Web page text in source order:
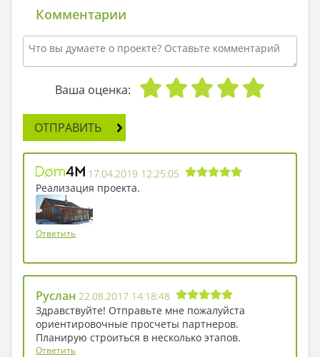
вчерашнего дождя никаких следов, кроме
следов почтальона, нет. Он-то нас и
вызвал – принес почту мадам Вильер, а
дом открыт и пустой.
Прятаться там совершенно негде –
небольшой одноэтажный домик с одной
спальней, одной ванной и кухней-
гостиной. Двери там две – в переднюю
вход от калитки, а задняя выходит на
крытую веранду. Обе были открыты. Угли в
камине еще не остыли.
- Ладно, - закряхтел, вставая, комиссар. –
Давай пройдемся, покажешь мне этот свой
загадочный домик.
Комментарии
Ваша оценка:
ОТПРАВИТЬ
17.04.2019 12:25:05
Реализация проекта.
Ответить
Руслан 22.08.2017 14:18:48
Здравствуйте! Отправьте мне пожалуйста
ориентировочные просчеты партнеров.
Планирую строиться в несколько этапов.
Ответить